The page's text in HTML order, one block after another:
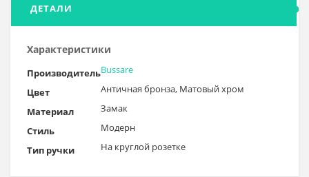
ДЕТАЛИ
Характеристики
ПроизводительBussare
Цвет
Античная бронза, Матовый хром
Материал
Замак
Стиль
Модерн
Тип ручки
На круглой розетке